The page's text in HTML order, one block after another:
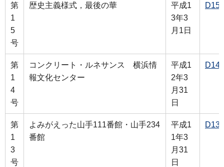
第
1
5
号
歴史主義様式，最後の華
平成1
3年3
月1日
D15
第
1
4
号
コンクリート・ルネサンス 横浜情
報文化センター
平成1
2年3
月31
日
D14
第
1
3
号
よみがえった山手111番館・山手234
番館
平成1
1年3
月31
日
D13